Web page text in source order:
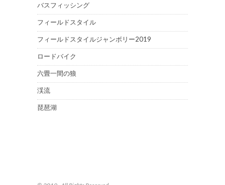
バスフィッシング
フィールドスタイル
フィールドスタイルジャンボリー2019
ロードバイク
六畳一間の狼
渓流
琵琶湖